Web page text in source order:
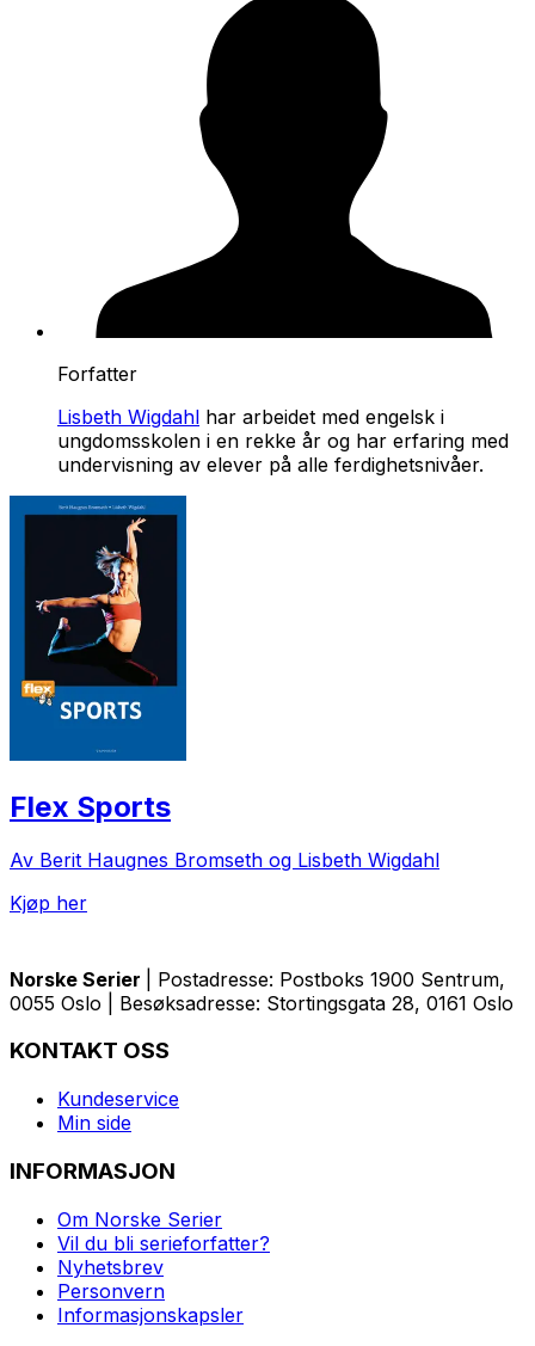
Forfatter
Lisbeth Wigdahl har arbeidet med engelsk i
ungdomsskolen i en rekke år og har erfaring med
undervisning av elever på alle ferdighetsnivåer.
Flex Sports
Av Berit Haugnes Bromseth og Lisbeth Wigdahl
Kjøp her
Norske Serier
| Postadresse: Postboks 1900 Sentrum,
0055 Oslo | Besøksadresse: Stortingsgata 28, 0161 Oslo
KONTAKT OSS
Kundeservice
Min side
INFORMASJON
Om Norske Serier
Vil du bli serieforfatter?
Nyhetsbrev
Personvern
Informasjonskapsler